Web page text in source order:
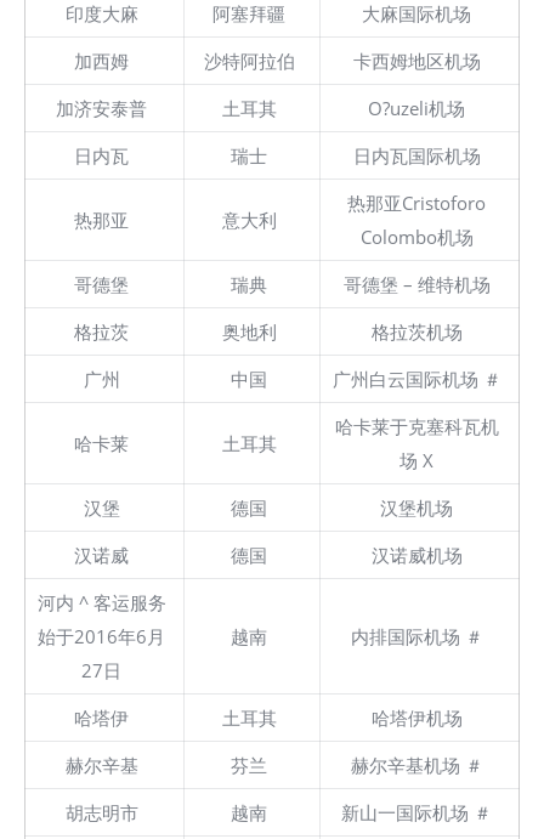
印度大麻
阿塞拜疆
大麻国际机场
加西姆
沙特阿拉伯
卡西姆地区机场
加济安泰普
土耳其
O?uzeli机场
日内瓦
瑞士 日内瓦国际机场
热那亚 意大利
热那亚Cristoforo
Colombo机场
哥德堡
瑞典
哥德堡 – 维特机场
格拉茨
奥地利
格拉茨机场
广州
中国 广州白云国际机场 ＃
哈卡莱 土耳其
哈卡莱于克塞科瓦机
场 X
汉堡
德国
汉堡机场
汉诺威
德国
汉诺威机场
河内 ^ 客运服务
始于2016年6月
27日
越南 内排国际机场 ＃
哈塔伊 土耳其
哈塔伊机场
赫尔辛基
芬兰
赫尔辛基机场 ＃
胡志明市
越南
新山一国际机场 ＃